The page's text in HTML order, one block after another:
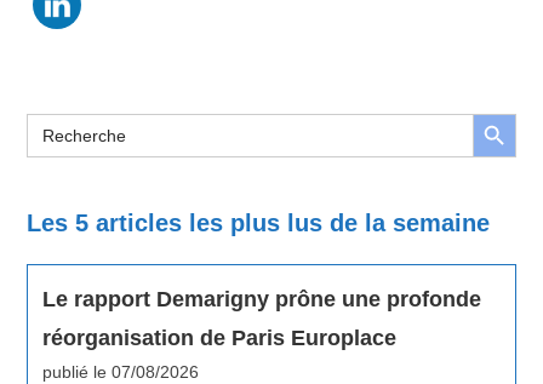
Rechercher
BOUTON DE
Les 5 articles les plus lus de la semaine
Le rapport Demarigny prône une profonde
réorganisation de Paris Europlace
publié le 07/08/2026